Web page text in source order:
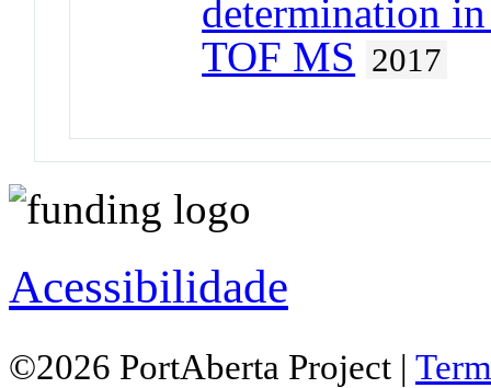
determination
TOF MS 2017
Acessibilidade
©2026 PortAberta Project |